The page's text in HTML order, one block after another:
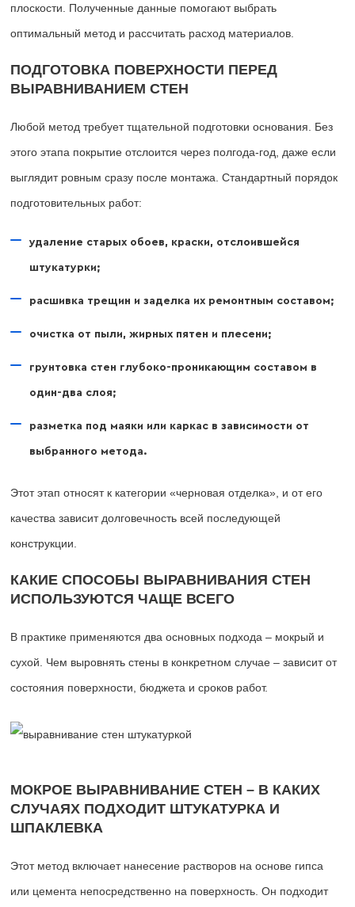
плоскости. Полученные данные помогают выбрать
оптимальный метод и рассчитать расход материалов.
ПОДГОТОВКА ПОВЕРХНОСТИ ПЕРЕД
ВЫРАВНИВАНИЕМ СТЕН
Любой метод требует тщательной подготовки основания. Без
этого этапа покрытие отслоится через полгода-год, даже если
выглядит ровным сразу после монтажа. Стандартный порядок
подготовительных работ:
удаление старых обоев, краски, отслоившейся
штукатурки;
расшивка трещин и заделка их ремонтным составом;
очистка от пыли, жирных пятен и плесени;
грунтовка стен глубоко-проникающим составом в
один-два слоя;
разметка под маяки или каркас в зависимости от
выбранного метода.
Этот этап относят к категории «черновая отделка», и от его
качества зависит долговечность всей последующей
конструкции.
КАКИЕ СПОСОБЫ ВЫРАВНИВАНИЯ СТЕН
ИСПОЛЬЗУЮТСЯ ЧАЩЕ ВСЕГО
В практике применяются два основных подхода – мокрый и
сухой. Чем выровнять стены в конкретном случае – зависит от
состояния поверхности, бюджета и сроков работ.
МОКРОЕ ВЫРАВНИВАНИЕ СТЕН – В КАКИХ
СЛУЧАЯХ ПОДХОДИТ ШТУКАТУРКА И
ШПАКЛЕВКА
Этот метод включает нанесение растворов на основе гипса
или цемента непосредственно на поверхность. Он подходит